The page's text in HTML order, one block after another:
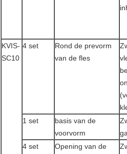
KVIS-
SC10
4 set
Rond de prevorm
van de fles
1 set
basis van de
voorvorm
4 set
Opening van de